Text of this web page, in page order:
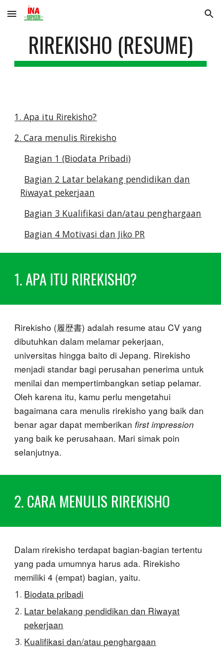
Skip to main content Skip to navigation
RIREKISHO (RESUME)
1. Apa itu Rirekisho?
2. Cara menulis Rirekisho
Bagian 1 (Biodata Pribadi)
Bagian 2 Latar belakang pendidikan dan
Riwayat pekerjaan
Bagian 3 Kualifikasi dan/atau penghargaan
Bagian 4 Motivasi dan Jiko PR
1. APA ITU RIREKISHO?
Rirekisho (履歴書) adalah resume atau CV yang
dibutuhkan dalam melamar pekerjaan,
universitas hingga baito di Jepang. Rirekisho
menjadi standar bagi perusahan penerima untuk
menilai dan mempertimbangkan setiap pelamar.
Oleh karena itu, kamu perlu mengetahui
bagaimana cara menulis rirekisho yang baik dan
benar agar dapat memberikanfirst impression
yang baik ke perusahaan. Mari simak poin
selanjutnya.
2. CARA MENULIS RIREKISHO
Dalam rirekisho terdapat bagian-bagian tertentu
yang pada umumnya harus ada. Rirekisho
memiliki 4 (empat) bagian, yaitu.
Biodata pribadi
Latar belakang pendidikan dan Riwayat
pekerjaan
Kualifikasi dan/atau penghargaan